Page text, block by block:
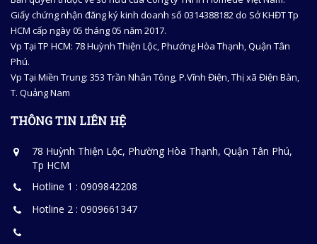
Giấy chứng nhận đăng ký kinh doanh số 0314388182 do Sở KHĐT Tp
HCM cấp ngày 05 tháng 05 năm 2017.
Vp Tại TP HCM: 78 Huỳnh Thiện Lộc, Phướng Hòa Thạnh, Quận Tân
Phú.
Vp Tại Miền Trung: 353 Trần Nhân Tông, P.Vĩnh Điện, Thị xã Điện Bàn,
T. Quảng Nam
THÔNG TIN LIÊN HỆ
78 Huỳnh Thiện Lộc, Phường Hòa Thạnh, Quận Tân Phú,
Tp HCM
Hotline 1 : 0909842208
Hotline 2 : 0909661347